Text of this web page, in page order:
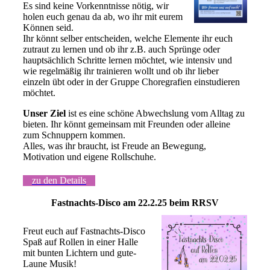
Es sind keine Vorkenntnisse nötig, wir
holen euch genau da ab, wo ihr mit eurem
Können seid.
Ihr könnt selber entscheiden, welche Elemente ihr euch
zutraut zu lernen und ob ihr z.B. auch Sprünge oder
hauptsächlich Schritte lernen möchtet, wie intensiv und
wie regelmäßig ihr trainieren wollt und ob ihr lieber
einzeln übt oder in der Gruppe Choregrafien einstudieren
möchtet.
Unser Ziel ist es eine schöne Abwechslung vom Alltag zu
bieten. Ihr könnt gemeinsam mit Freunden oder alleine
zum Schnuppern kommen.
Alles, was ihr braucht, ist Freude an Bewegung,
Motivation und eigene Rollschuhe.
zu den Details
Fastnachts-Disco am 22.2.25 beim RRSV
Freut euch auf Fastnachts-Disco
Spaß auf Rollen in einer Halle
mit bunten Lichtern und gute-
Laune Musik!